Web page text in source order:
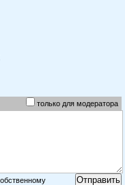
только для модератора